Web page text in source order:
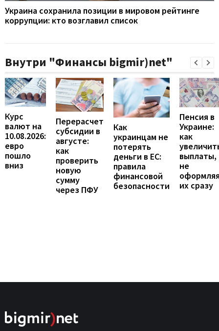
Украина сохранила позиции в мировом рейтинге
коррупции: кто возглавил список
Внутри "Финансы bigmir)net"
Курс
валют на
10.08.2026:
евро
пошло
вниз
Перерасчет
субсидии в
августе:
как
проверить
новую
сумму
через ПФУ
Как
украинцам не
потерять
деньги в ЕС:
правила
финансовой
безопасности
Пенсия в
Украине:
как
выплаты,
не
их сразу